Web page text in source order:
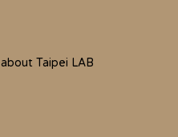
about Taipei LAB